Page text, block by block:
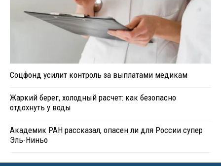
Соцфонд усилит контроль за выплатами медикам
Жаркий берег, холодный расчет: как безопасно
отдохнуть у воды
Академик РАН рассказал, опасен ли для России супер
Эль-Ниньо